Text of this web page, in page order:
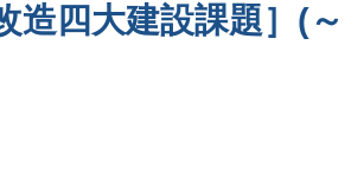
造四大建設課題］(～